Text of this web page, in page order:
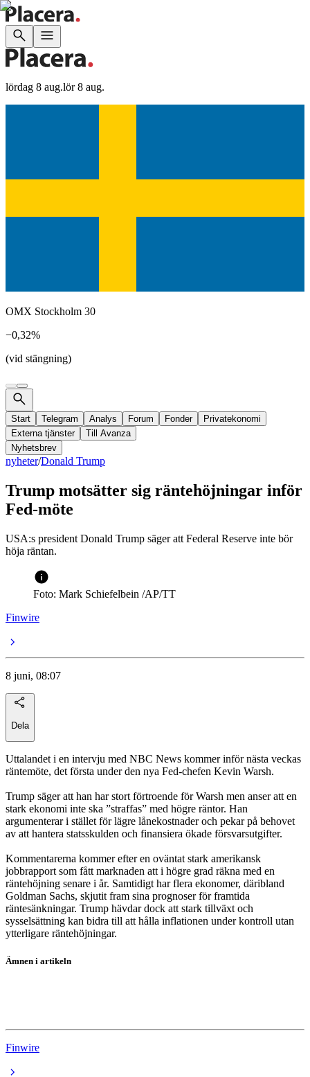
lördag 8 aug.lör 8 aug.
OMX Stockholm 30
−0,32%
(vid stängning)
Start Telegram Analys Forum Fonder
Privatekonomi
Externa tjänster
Till Avanza
Nyhetsbrev
nyheter/Donald Trump
Trump motsätter sig räntehöjningar inför
Fed-möte
USA:s president Donald Trump säger att Federal Reserve inte bör
höja räntan.
Foto: Mark Schiefelbein /AP/TT
Finwire
8 juni, 08:07
Dela
Uttalandet i en intervju med NBC News kommer inför nästa veckas
räntemöte, det första under den nya Fed-chefen Kevin Warsh.
Trump säger att han har stort förtroende för Warsh men anser att en
stark ekonomi inte ska ”straffas” med högre räntor. Han
argumenterar i stället för lägre lånekostnader och pekar på behovet
av att hantera statsskulden och finansiera ökade försvarsutgifter.
Kommentarerna kommer efter en oväntat stark amerikansk
jobbrapport som fått marknaden att i högre grad räkna med en
räntehöjning senare i år. Samtidigt har flera ekonomer, däribland
Goldman Sachs, skjutit fram sina prognoser för framtida
räntesänkningar. Trump hävdar dock att stark tillväxt och
sysselsättning kan bidra till att hålla inflationen under kontroll utan
ytterligare räntehöjningar.
Ämnen i artikeln
Finwire